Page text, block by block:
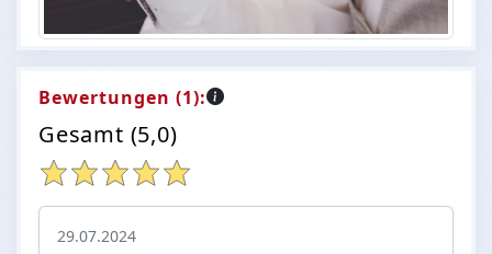
Bewertungen (1):
Gesamt (5,0)
29.07.2024